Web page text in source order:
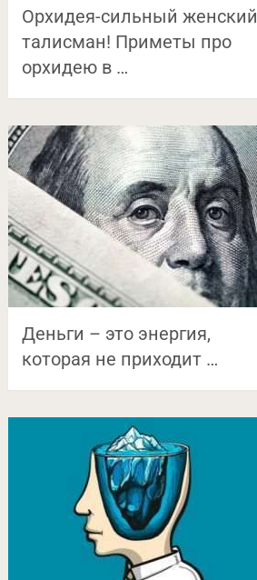
Орхидея-сильный женский
талисман! Приметы про
орхидею в …
Деньги – это энергия,
которая не приходит …